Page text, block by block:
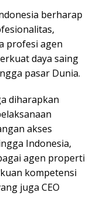
berharap
profesi agen
daya saing
pasar Dunia.
diharapkan
akses
Indonesia,
agen properti
kompetensi
juga CEO